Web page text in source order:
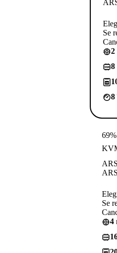
Se
2
8
8
ARS
ARS
Se
4